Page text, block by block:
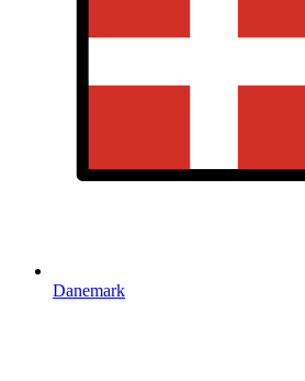
Danemark